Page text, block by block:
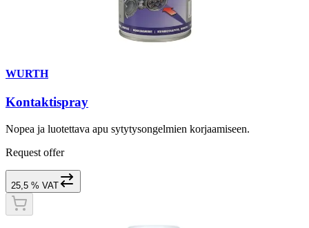
WURTH
Kontaktispray
Nopea ja luotettava apu sytytysongelmien korjaamiseen.
Request offer
25,5 % VAT